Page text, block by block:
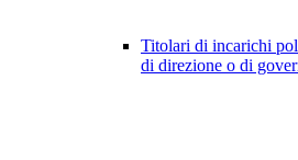
Titolari di incarichi
di direzione o di